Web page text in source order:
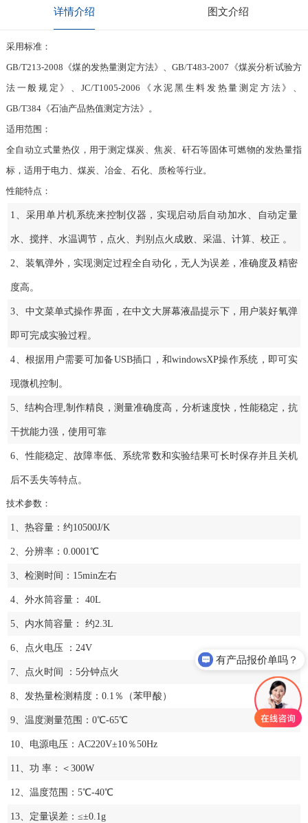
详情介绍 图文介绍
采用标准：
GB/T213-2008《煤的发热量测定方法》、GB/T483-2007《煤炭分析试验方
法一般规定》、JC/T1005-2006《水泥黑生料发热量测定方法》、
GB/T384《石油产品热值测定方法》。
适用范围：
全自动立式量热仪，用于测定煤炭、焦炭、矸石等固体可燃物的发热量指
标，适用于电力、煤炭、冶金、石化、质检等行业。
性能特点：
1、采用单片机系统来控制仪器，实现启动后自动加水、自动定量
水、搅拌、水温调节，点火、判别点火成败、采温、计算、校正 。
2、装氧弹外，实现测定过程全自动化，无人为误差，准确度及精密
度高。
3、中文菜单式操作界面，在中文大屏幕液晶提示下，用户装好氧弹
即可完成实验过程。
4、根据用户需要可加备USB插口，和windowsXP操作系统，即可实
现微机控制。
5、结构合理,制作精良，测量准确度高，分析速度快，性能稳定，抗
干扰能力强，使用可靠
6、性能稳定、故障率低、系统常数和实验结果可长时保存并且关机
后不丢失等特点。
技术参数：
1、热容量：约10500J/K
2、分辨率：0.0001℃
3、检测时间：15min左右
4、外水筒容量： 40L
5、内水筒容量： 约2.3L
6、点火电压 ：24V
7、点火时间 ：5分钟点火
8、发热量检测精度：0.1％（苯甲酸）
9、温度测量范围：0℃-65℃
10、电源电压：AC220V±10％50Hz
11、功 率：＜300W
12、温度范围：5℃-40℃
13、定量误差：≤±0.1g
有产品报价单吗？